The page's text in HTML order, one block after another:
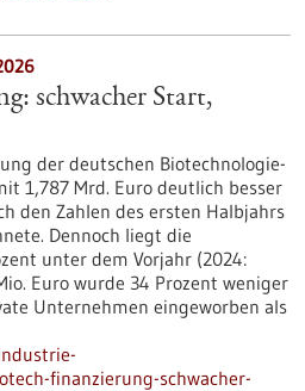
schwacher Start,
der deutschen Biotechnologie-
1,787 Mrd. Euro deutlich besser
den Zahlen des ersten Halbjahrs
Dennoch liegt die
unter dem Vorjahr (2024:
Euro wurde 34 Prozent weniger
Unternehmen eingeworben als
finanzierung-schwacher-